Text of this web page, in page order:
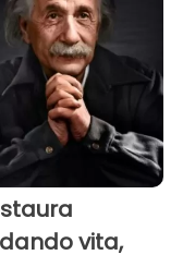
vita,